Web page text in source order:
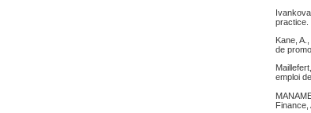
practice.
Kane,
de
emploi
Finance,